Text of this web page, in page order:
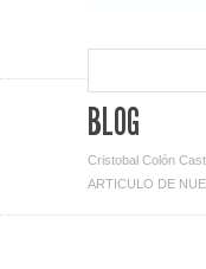
BLOG
Cristobal Colón
ARTICULO DE